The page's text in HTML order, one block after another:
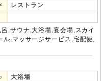
レストラン
,サウナ,大浴場,宴会場,スカイ
ル,マッサージサービス,宅配便,
大浴場